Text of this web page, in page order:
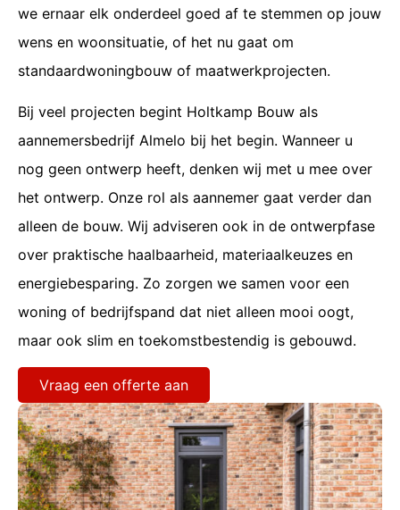
we ernaar elk onderdeel goed af te stemmen op jouw
wens en woonsituatie, of het nu gaat om
standaardwoningbouw of maatwerkprojecten.
Bij veel projecten begint Holtkamp Bouw als
aannemersbedrijf Almelo bij het begin. Wanneer u
nog geen ontwerp heeft, denken wij met u mee over
het ontwerp. Onze rol als aannemer gaat verder dan
alleen de bouw. Wij adviseren ook in de ontwerpfase
over praktische haalbaarheid, materiaalkeuzes en
energiebesparing. Zo zorgen we samen voor een
woning of bedrijfspand dat niet alleen mooi oogt,
maar ook slim en toekomstbestendig is gebouwd.
Vraag een offerte aan